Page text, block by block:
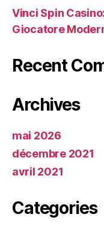
Vinci Spin
Giocatore
Recent
Archives
mai 2026
décembre 2021
avril 2021
Categories